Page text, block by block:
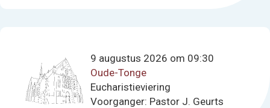
9 augustus 2026 om 09:30
Oude-Tonge
Eucharistieviering
Voorganger: Pastor J. Geurts